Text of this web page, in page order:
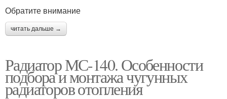
Обратите внимание
читать дальше →
Радиатор МС-140. Особенности
подбора и монтажа чугунных
радиаторов отопления